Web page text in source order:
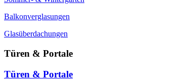
Balkonverglasungen
Glasüberdachungen
Türen & Portale
Türen & Portale